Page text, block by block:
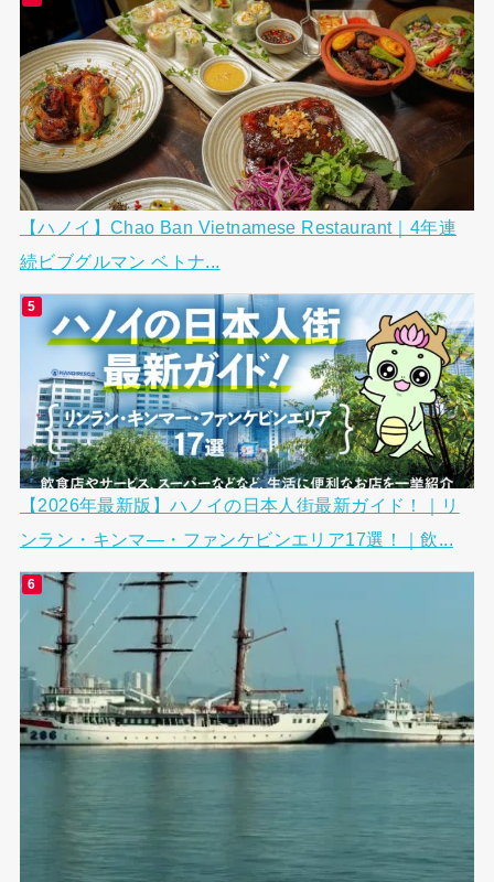
【ハノイ】Chao Ban Vietnamese Restaurant｜4年連
続ビブグルマン ベトナ...
【2026年最新版】ハノイの日本人街最新ガイド！｜リ
ンラン・キンマ―・ファンケビンエリア17選！｜飲...